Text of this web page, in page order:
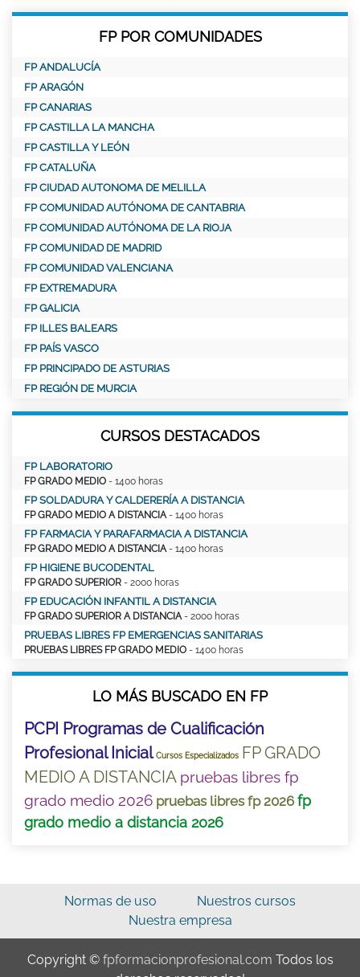
FP POR COMUNIDADES
FP ANDALUCÍA
FP ARAGÓN
FP CANARIAS
FP CASTILLA LA MANCHA
FP CASTILLA Y LEÓN
FP CATALUÑA
FP CIUDAD AUTONOMA DE MELILLA
FP COMUNIDAD AUTÓNOMA DE CANTABRIA
FP COMUNIDAD AUTÓNOMA DE LA RIOJA
FP COMUNIDAD DE MADRID
FP COMUNIDAD VALENCIANA
FP EXTREMADURA
FP GALICIA
FP ILLES BALEARS
FP PAÍS VASCO
FP PRINCIPADO DE ASTURIAS
FP REGIÓN DE MURCIA
CURSOS DESTACADOS
FP LABORATORIO
FP GRADO MEDIO - 1400 horas
FP SOLDADURA Y CALDERERÍA A DISTANCIA
FP GRADO MEDIO A DISTANCIA - 1400 horas
FP FARMACIA Y PARAFARMACIA A DISTANCIA
FP GRADO MEDIO A DISTANCIA - 1400 horas
FP HIGIENE BUCODENTAL
FP GRADO SUPERIOR - 2000 horas
FP EDUCACIÓN INFANTIL A DISTANCIA
FP GRADO SUPERIOR A DISTANCIA - 2000 horas
PRUEBAS LIBRES FP EMERGENCIAS SANITARIAS
PRUEBAS LIBRES FP GRADO MEDIO - 1400 horas
LO MÁS BUSCADO EN FP
PCPI Programas de Cualificación
Profesional Inicial Cursos Especializados FP GRADO
MEDIO A DISTANCIA pruebas libres fp
grado medio 2026 pruebas libres fp 2026 fp
grado medio a distancia 2026
Normas de uso
Nuestros cursos
Nuestra empresa
Copyright © fpformacionprofesional.com Todos los